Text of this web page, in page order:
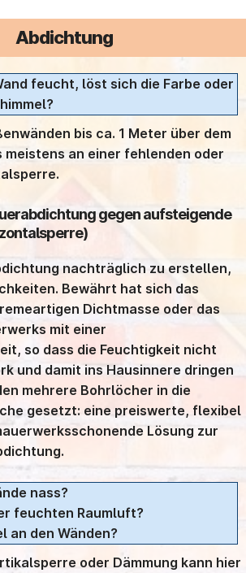
Abdichtung
feucht, löst sich die Farbe oder
bis ca. 1 Meter über dem
meistens an einer fehlenden oder
gegen aufsteigende
nachträglich zu erstellen,
Bewährt hat sich das
Dichtmasse oder das
mit einer
so dass die Feuchtigkeit nicht
und damit ins Hausinnere dringen
mehrere Bohrlöcher in die
gesetzt: eine preiswerte, flexibel
Lösung zur
nass?
feuchten Raumluft?
an den Wänden?
oder Dämmung kann hier